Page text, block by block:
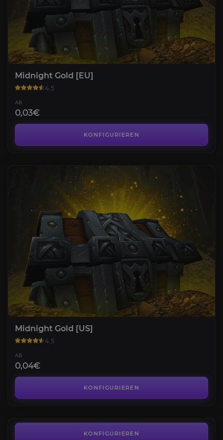
Midnight Gold [EU]
4.5
AB
0,03€
KONFIGURIEREN
Midnight Gold [US]
4.5
AB
0,04€
KONFIGURIEREN
Haus Leveling
KONFIGURIEREN